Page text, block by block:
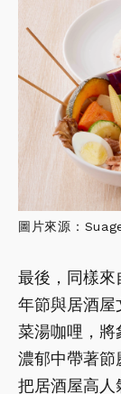
圖片來源：
最後，同樣
年節與居酒屋
菜湯咖哩，將
濃郁中帶著節
把居酒屋高人